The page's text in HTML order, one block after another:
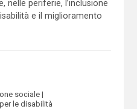
nelle periferie, l’inclusione
e il miglioramento
sociale
le disabilità